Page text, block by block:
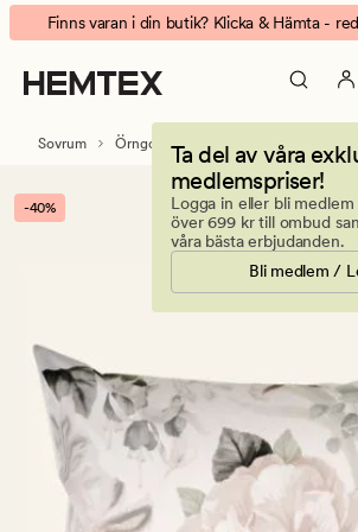
Angel
örngott
percale
Animerad
banner.
Klicka
på
att
pausa.
Finns varan i din butik? Klicka & Hämta -
Ta del av våra
medlemspriser!
Logga in eller bli
över 699 kr till ombud
våra bästa erbjudanden.
Bli medlem /
Sovrum Örngott Percale örngott
-40%